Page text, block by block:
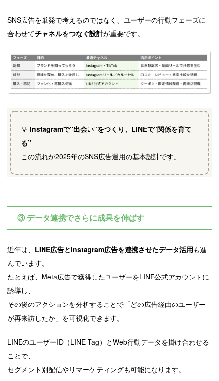
SNS広告を単発で考えるのではなく、ユーザーの行動フェーズに
合わせてチャネルをつなぐ設計が重要です。
💡 Instagramで“出会い”をつくり、LINEで“関係を育て
る”
この流れが2025年のSNS広告運用の基本設計です。
③ データ連携でさらに成果を伸ばす
近年は、 LINE広告とInstagram広告を連携させたデータ活用も進
んでいます。
たとえば、Meta広告で獲得したユーザーをLINE公式アカウントに
誘導し、
その後のアクションを分析することで「どの広告経由のユーザー
が再来訪したか」を可視化できます。
LINEのユーザーID（LINE Tag）とWeb行動データを掛け合わせる
ことで、
セグメント別配信やリマーケティングも可能になります。